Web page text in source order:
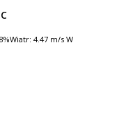
Wiatr: 4.47 m/s W